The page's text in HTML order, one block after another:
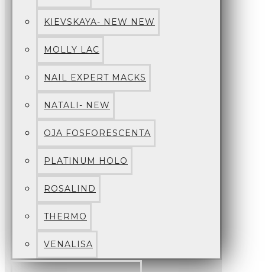
KIEVSKAYA- NEW NEW
MOLLY LAC
NAIL EXPERT MACKS
NATALI- NEW
OJA FOSFORESCENTA
PLATINUM HOLO
ROSALIND
THERMO
VENALISA